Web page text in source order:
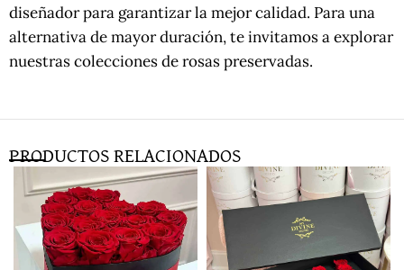
diseñador para garantizar la mejor calidad. Para una
alternativa de mayor duración, te invitamos a explorar
nuestras colecciones de rosas preservadas.
PRODUCTOS RELACIONADOS